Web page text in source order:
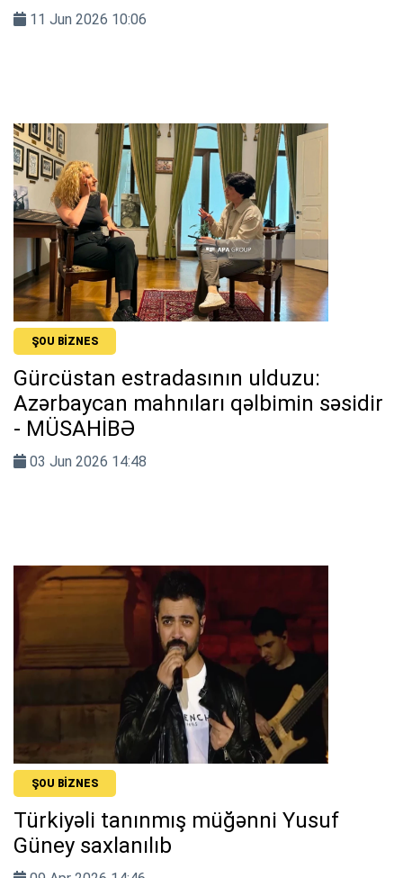
11 Jun 2026 10:06
ŞOU BIZNES
Gürcüstan estradasının ulduzu:
Azərbaycan mahnıları qəlbimin səsidir
- MÜSAHİBƏ
03 Jun 2026 14:48
ŞOU BIZNES
Türkiyəli tanınmış müğənni Yusuf
Güney saxlanılıb